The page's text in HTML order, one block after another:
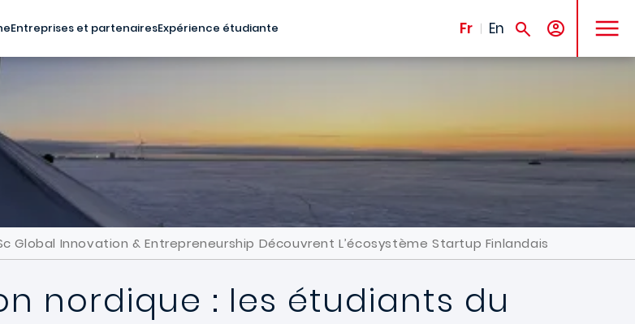
Entreprises et partenairesExpérience étudiante Fr En
MENU
Global Innovation & Entrepreneurship Découvrent L’écosystème Startup Finlandais
nordique : les étudiants du